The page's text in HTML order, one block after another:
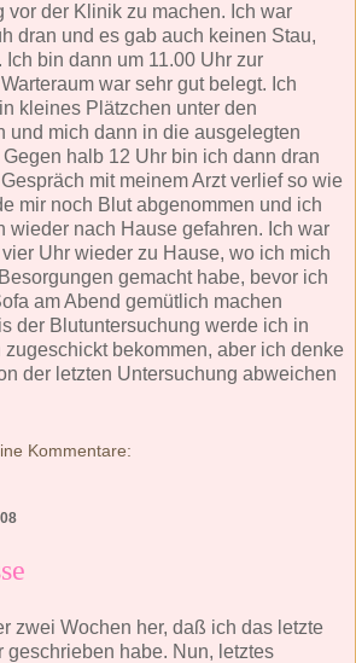
vor der Klinik zu machen. Ich war
dran und es gab auch keinen Stau,
bin dann um 11.00 Uhr zur
war sehr gut belegt. Ich
kleines Plätzchen unter den
und mich dann in die ausgelegten
halb 12 Uhr bin ich dann dran
mit meinem Arzt verlief so wie
mir noch Blut abgenommen und ich
wieder nach Hause gefahren. Ich war
Uhr wieder zu Hause, wo ich mich
gemacht habe, bevor ich
am Abend gemütlich machen
der Blutuntersuchung werde ich in
zugeschickt bekommen, aber ich denke
der letzten Untersuchung abweichen
Kommentare:
zwei Wochen her, daß ich das letzte
geschrieben habe. Nun, letztes